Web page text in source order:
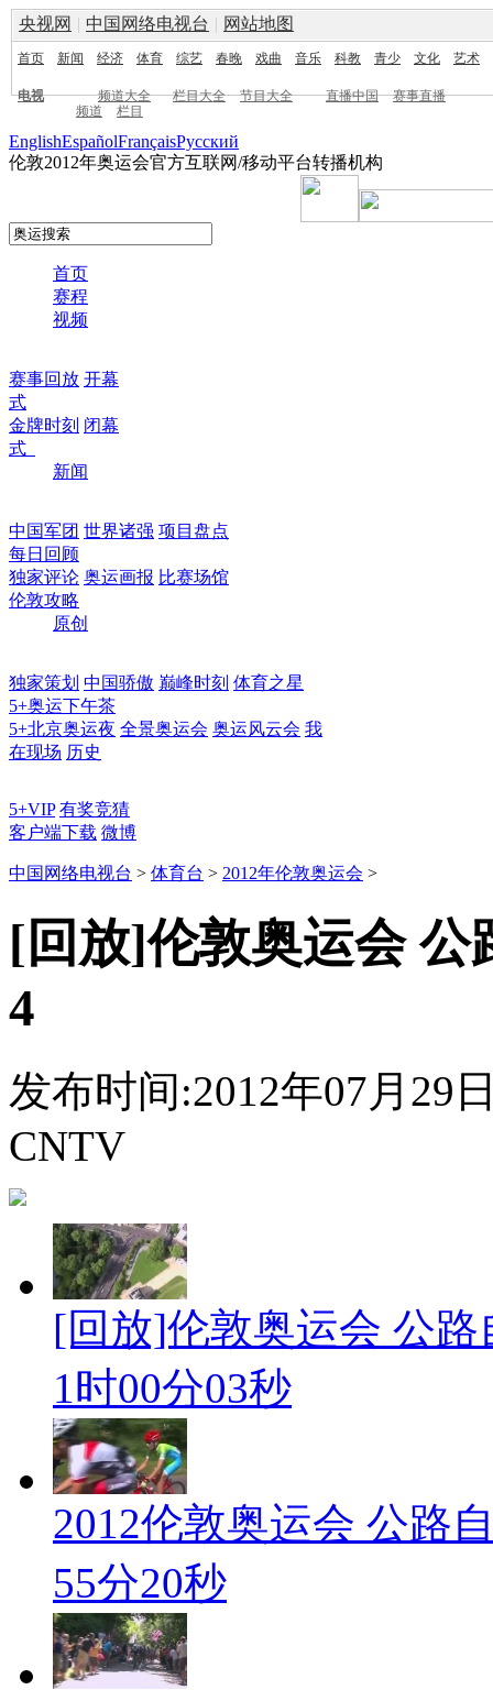
央视网 | 中国网络电视台 | 网站地图
首页 新闻 经济 体育 综艺 春晚 戏曲 音乐 科教 青少 文化 艺术
电视 频道大全 栏目大全 节目大全 直播中国
赛事直播
频道
栏目
EnglishEspañolFrançaisPусский
伦敦2012年奥运会官方互联网/移动平台转播机构
首页
赛程
视频
赛事回放 开幕
式
金牌时刻 闭幕
式
新闻
中国军团 世界诸强 项目盘点
每日回顾
独家评论 奥运画报 比赛场馆
伦敦攻略
原创
独家策划 中国骄傲 巅峰时刻 体育之星
5+奥运下午茶
5+北京奥运夜 全景奥运会 奥运风云会 我
在现场 历史
5+VIP 有奖竞猜
客户端下载 微博
中国网络电视台 > 体育台 > 2012年伦敦奥运会 >
[回放]伦敦奥运会 公
4
发布时间:2012年07月29
CNTV
[回放]伦敦奥运会 公
1时00分03秒
2012伦敦奥运会 公路
55分20秒